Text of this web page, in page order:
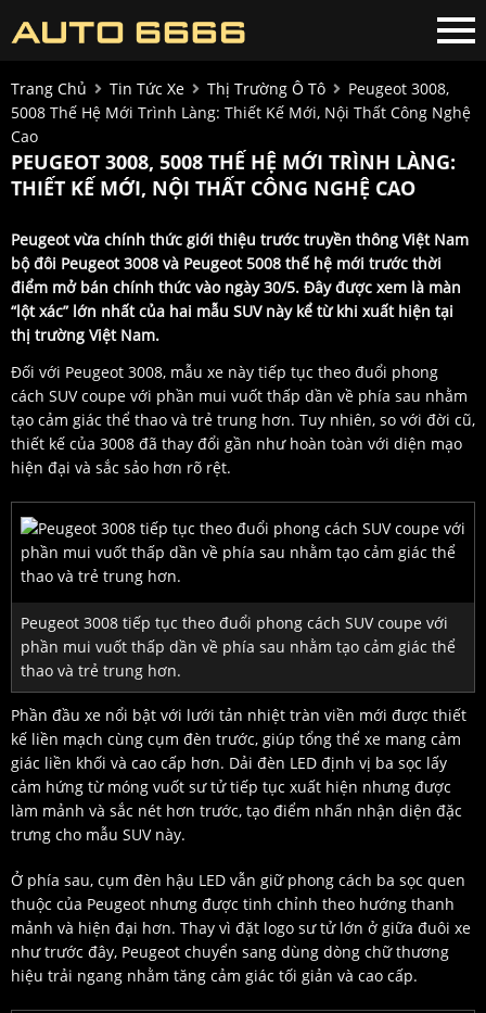
Trang Chủ Tin Tức Xe Thị Trường Ô Tô
Peugeot 3008,
5008 Thế Hệ Mới Trình Làng: Thiết Kế Mới, Nội Thất Công Nghệ
Cao
PEUGEOT 3008, 5008 THẾ HỆ MỚI TRÌNH LÀNG:
THIẾT KẾ MỚI, NỘI THẤT CÔNG NGHỆ CAO
Peugeot vừa chính thức giới thiệu trước truyền thông Việt Nam
bộ đôi Peugeot 3008 và Peugeot 5008 thế hệ mới trước thời
điểm mở bán chính thức vào ngày 30/5. Đây được xem là màn
“lột xác” lớn nhất của hai mẫu SUV này kể từ khi xuất hiện tại
thị trường Việt Nam.
Đối với Peugeot 3008, mẫu xe này tiếp tục theo đuổi phong
cách SUV coupe với phần mui vuốt thấp dần về phía sau nhằm
tạo cảm giác thể thao và trẻ trung hơn. Tuy nhiên, so với đời cũ,
thiết kế của 3008 đã thay đổi gần như hoàn toàn với diện mạo
hiện đại và sắc sảo hơn rõ rệt.
Peugeot 3008 tiếp tục theo đuổi phong cách SUV coupe với
phần mui vuốt thấp dần về phía sau nhằm tạo cảm giác thể
thao và trẻ trung hơn.
Phần đầu xe nổi bật với lưới tản nhiệt tràn viền mới được thiết
kế liền mạch cùng cụm đèn trước, giúp tổng thể xe mang cảm
giác liền khối và cao cấp hơn. Dải đèn LED định vị ba sọc lấy
cảm hứng từ móng vuốt sư tử tiếp tục xuất hiện nhưng được
làm mảnh và sắc nét hơn trước, tạo điểm nhấn nhận diện đặc
trưng cho mẫu SUV này.
Ở phía sau, cụm đèn hậu LED vẫn giữ phong cách ba sọc quen
thuộc của Peugeot nhưng được tinh chỉnh theo hướng thanh
mảnh và hiện đại hơn. Thay vì đặt logo sư tử lớn ở giữa đuôi xe
như trước đây, Peugeot chuyển sang dùng dòng chữ thương
hiệu trải ngang nhằm tăng cảm giác tối giản và cao cấp.